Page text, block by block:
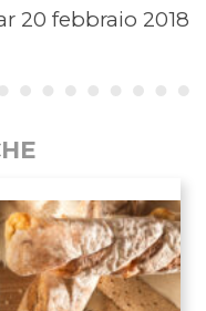
20 febbraio 2018